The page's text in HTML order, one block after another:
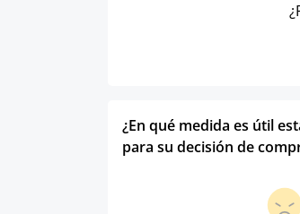
¿En qué medida es útil
para su decisión de